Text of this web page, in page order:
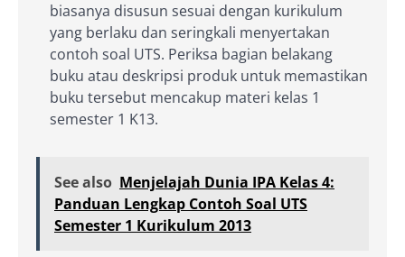
biasanya disusun sesuai dengan kurikulum
yang berlaku dan seringkali menyertakan
contoh soal UTS. Periksa bagian belakang
buku atau deskripsi produk untuk memastikan
buku tersebut mencakup materi kelas 1
semester 1 K13.
See also Menjelajah Dunia IPA Kelas 4:
Panduan Lengkap Contoh Soal UTS
Semester 1 Kurikulum 2013